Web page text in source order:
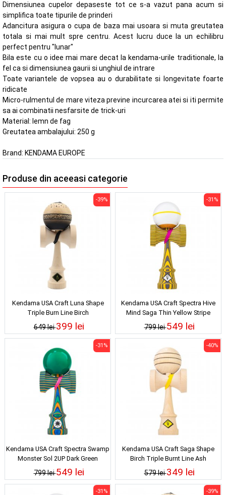
Dimensiunea cupelor depaseste tot ce s-a vazut pana acum si
simplifica toate tipurile de prinderi
Adancitura asigura o cupa de baza mai usoara si muta greutatea
totala si mai mult spre centru. Acest lucru duce la un echilibru
perfect pentru "lunar"
Bila este cu o idee mai mare decat la kendama-urile traditionale, la
fel ca si dimensiunea gaurii si unghiul de intrare
Toate variantele de vopsea au o durabilitate si longevitate foarte
ridicate
Micro-rulmentul de mare viteza previne incurcarea atei si iti permite
sa ai combinatii nesfarsite de trick-uri
Material: lemn de fag
Greutatea ambalajului: 250 g
Brand: KENDAMA EUROPE
Produse din aceeasi categorie
Kendama USA Craft Luna Shape
Triple Burn Line Birch
649 lei
-39%
399 lei
Kendama USA Craft Spectra Hive
Mind Saga Thin Yellow Stripe
799 lei
-31%
549 lei
Kendama USA Craft Spectra Swamp
Monster Sol 2UP Dark Green
799 lei
-31%
549 lei
Kendama USA Craft Saga Shape
Birch Triple Burnt Line Ash
579 lei
-40%
349 lei
-31% -39%